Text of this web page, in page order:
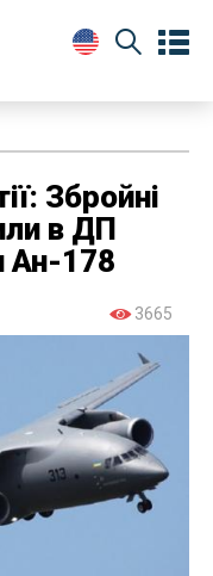
Збройні
в ДП
Ан-178
3665